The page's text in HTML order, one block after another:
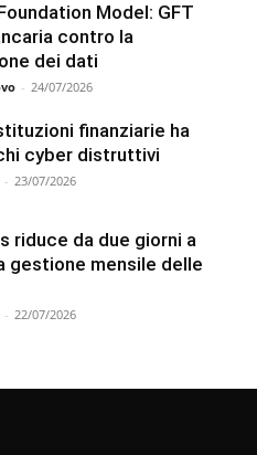
Model: GFT
contro la
dei dati
- 24/07/2026
finanziarie ha
cyber distruttivi
- 23/07/2026
riduce da due giorni a
gestione mensile delle
- 22/07/2026